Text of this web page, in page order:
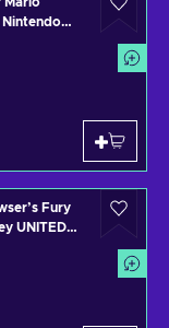
Nintendo
Fury
UNITED